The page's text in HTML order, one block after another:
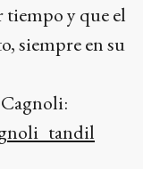
y que el
siempre en su
Cagnoli: